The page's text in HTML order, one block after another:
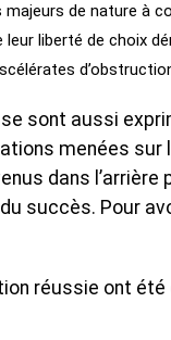
de nature à
liberté de choix
sont aussi
menées sur
dans
succès. Pour
réussie ont été